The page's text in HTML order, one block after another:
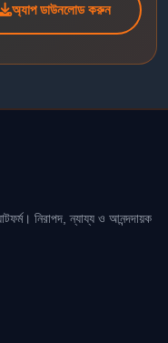
অ্যাপ ডাউনলোড করুন
নিরাপদ, ন্যায্য ও আনন্দদায়ক